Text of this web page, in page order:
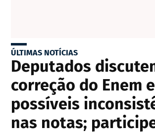
ÚLTIMAS NOTÍCIAS
Deputados
correção do Enem e
possíveis
nas notas;